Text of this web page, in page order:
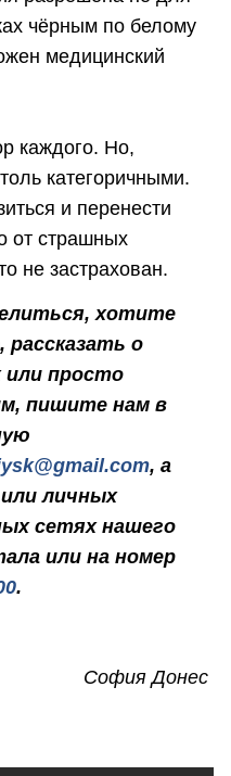
чёрным по белому
медицинский
каждого. Но,
категоричными.
и перенести
от страшных
не застрахован.
хотите
рассказать о
или просто
пишите нам в
, а
личных
сетях нашего
или на номер
.
София Донес